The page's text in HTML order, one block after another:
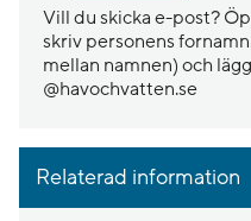
Vill du skicka e-post?
skriv personens
mellan namnen) och
@havochvatten.se
Relaterad information